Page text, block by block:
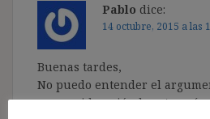
Pablo dice:
14 octubre, 2015 a las
Buenas tardes,
No puedo entender el
en consideración la